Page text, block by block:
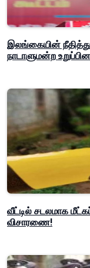
இலங்கையின்
நாடாளுமன்ற
வீட்டில் சடலமாக
விசாரணை!